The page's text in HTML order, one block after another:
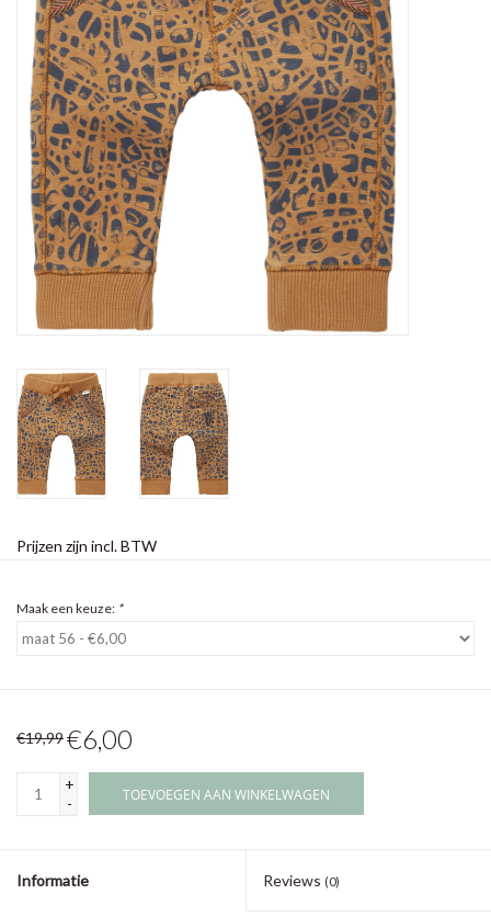
Prijzen zijn incl. BTW
Maak een keuze: *
€19,99€6,00
+
-
TOEVOEGEN AAN WINKELWAGEN
Informatie Reviews (0)